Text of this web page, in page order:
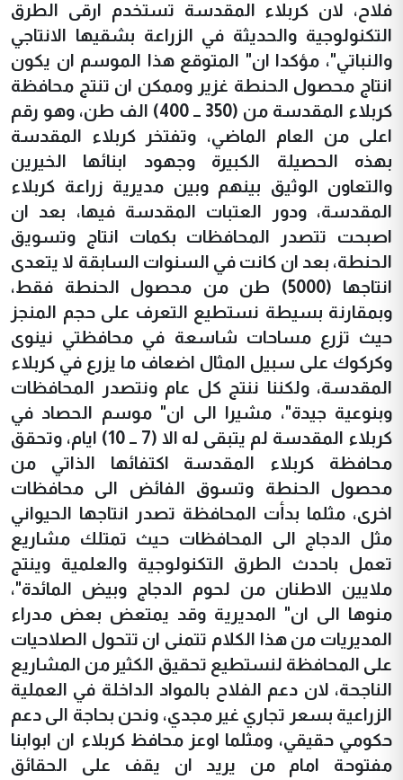
فلاح، لان كربلاء المقدسة تستخدم ارقى الطرق
التكنولوجية والحديثة في الزراعة بشقيها الانتاجي
والنباتي"، مؤكدا ان" المتوقع هذا الموسم ان يكون
انتاج محصول الحنطة غزير وممكن ان تنتج محافظة
كربلاء المقدسة من (350 ــ 400) الف طن، وهو رقم
اعلى من العام الماضي، وتفتخر كربلاء المقدسة
بهذه الحصيلة الكبيرة وجهود ابنائها الخيرين
والتعاون الوثيق بينهم وبين مديرية زراعة كربلاء
المقدسة، ودور العتبات المقدسة فيها، بعد ان
اصبحت تتصدر المحافظات بكمات انتاج وتسويق
الحنطة، بعد ان كانت في السنوات السابقة لا يتعدى
انتاجها (5000) طن من محصول الحنطة فقط،
وبمقارنة بسيطة نستطيع التعرف على حجم المنجز
حيث تزرع مساحات شاسعة في محافظتي نينوى
وكركوك على سبيل المثال اضعاف ما يزرع في كربلاء
المقدسة، ولكننا ننتج كل عام ونتصدر المحافظات
وبنوعية جيدة"، مشيرا الى ان" موسم الحصاد في
كربلاء المقدسة لم يتبقى له الا (7 ــ 10) ايام، وتحقق
محافظة كربلاء المقدسة اكتفائها الذاتي من
محصول الحنطة وتسوق الفائض الى محافظات
اخرى، مثلما بدأت المحافظة تصدر انتاجها الحيواني
مثل الدجاج الى المحافظات حيث تمتلك مشاريع
تعمل باحدث الطرق التكنولوجية والعلمية وينتج
ملايين الاطنان من لحوم الدجاج وبيض المائدة"،
منوها الى ان" المديرية وقد يمتعض بعض مدراء
المديريات من هذا الكلام تتمنى ان تتحول الصلاحيات
على المحافظة لنستطيع تحقيق الكثير من المشاريع
الناجحة، لان دعم الفلاح بالمواد الداخلة في العملية
الزراعية بسعر تجاري غير مجدي، ونحن بحاجة الى دعم
حكومي حقيقي، ومثلما اوعز محافظ كربلاء ان ابوابنا
مفتوحة امام من يريد ان يقف على الحقائق